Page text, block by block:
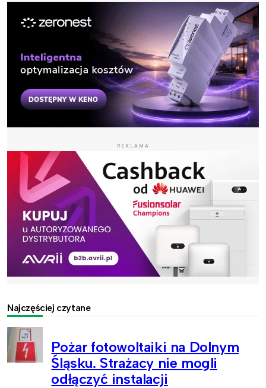
REKLAMA
Najczęściej czytane
Pożar fotowoltaiki na Dolnym
Śląsku. Strażacy nie mogli
odłączyć instalacji